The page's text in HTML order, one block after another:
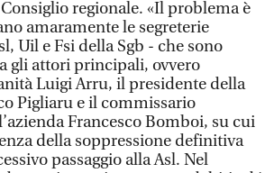
regionale. «Il problema è
amaramente le segreterie
Uil e Fsi della Sgb - che sono
gli attori principali, ovvero
Luigi Arru, il presidente della
Pigliaru e il commissario
Francesco Bomboi, su cui
della soppressione definitiva
passaggio alla Asl. Nel